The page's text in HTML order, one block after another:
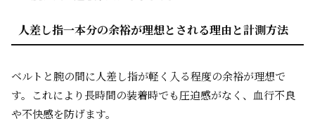
人差し指一本分の余裕が理想とされる理由と計測方法
ベルトと腕の間に人差し指が軽く入る程度の余裕が理想で
す。これにより長時間の装着時でも圧迫感がなく、血行不良
や不快感を防げます。